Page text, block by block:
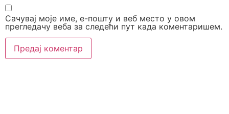
Сачувај моје име, е-пошту и веб место у овом
прегледачу веба за следећи пут када коментаришем.